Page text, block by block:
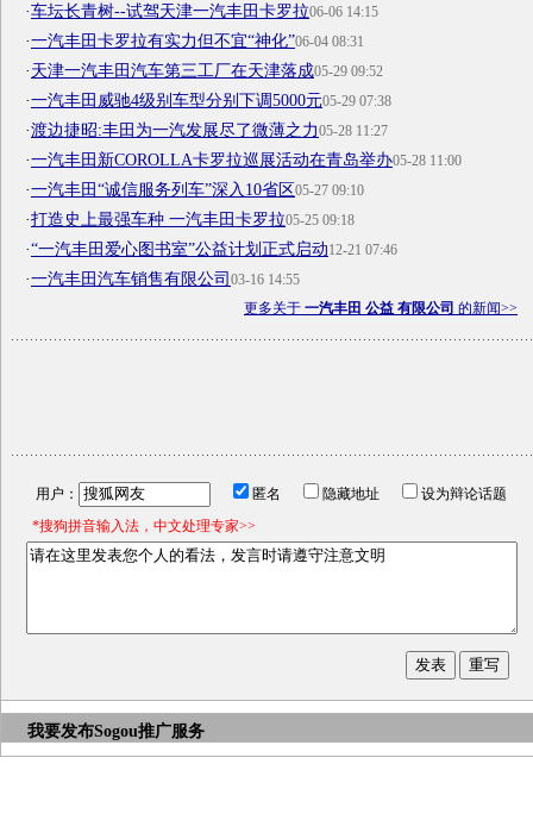
·车坛长青树--试驾天津一汽丰田卡罗拉06-06 14:15
·一汽丰田卡罗拉有实力但不宜“神化”06-04 08:31
·天津一汽丰田汽车第三工厂在天津落成05-29 09:52
·一汽丰田威驰4级别车型分别下调5000元05-29 07:38
·渡边捷昭:丰田为一汽发展尽了微薄之力05-28 11:27
·一汽丰田新COROLLA卡罗拉巡展活动在青岛举办05-28 11:00
·一汽丰田“诚信服务列车”深入10省区05-27 09:10
·打造史上最强车种 一汽丰田卡罗拉05-25 09:18
·“一汽丰田爱心图书室”公益计划正式启动12-21 07:46
·一汽丰田汽车销售有限公司 03-16 14:55
更多关于 一汽丰田 公益 有限公司 的新闻>>
用户： 匿名 隐藏地址
设为辩论话题
*搜狗拼音输入法，中文处理专家>>
我要发布Sogou推广服务